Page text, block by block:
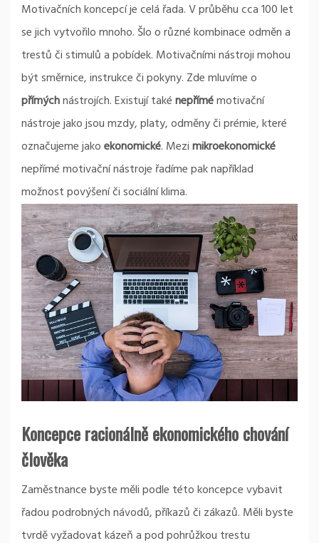
Motivačních koncepcí je celá řada. V průběhu cca 100 let
se jich vytvořilo mnoho. Šlo o různé kombinace odměn a
trestů či stimulů a pobídek. Motivačními nástroji mohou
být směrnice, instrukce či pokyny. Zde mluvíme o
přímýchnástrojích. Existují takénepřímémotivační
nástroje jako jsou mzdy, platy, odměny či prémie, které
označujeme jakoekonomické. Mezimikroekonomické
nepřímé motivační nástroje řadíme pak například
možnost povýšení či sociální klima.
Koncepce racionálně ekonomického chování
člověka
Zaměstnance byste měli podle této koncepce vybavit
řadou podrobných návodů, příkazů či zákazů. Měli byste
tvrdě vyžadovat kázeň a pod pohrůžkou trestu